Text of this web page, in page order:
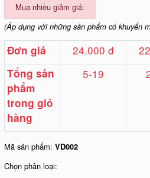
Mua nhiều giảm giá:
(Áp dụng với những sản phẩm có khuyến
Đơn giá 24.000 đ
Tổng sản
phẩm
trong giỏ
hàng
5-19
Mã sản phẩm:VD002
Chọn phân loại: